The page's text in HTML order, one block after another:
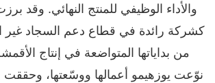
والأداء الوظيفي للمنتج النهائي. وقد
كشركة رائدة في قطاع دعم السجاد غير
من بداياتها المتواضعة في إنتاج
نوّعت يوزهيمو أعمالها ووسّعتها، وحققت